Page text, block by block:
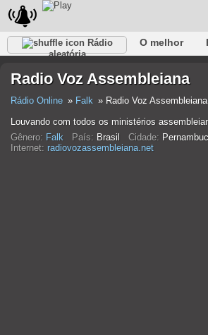
Rádio
aleatória
O melhor
Rap
Falk Jazz Bebê
Radio Voz Assembleiana
Rádio Online Falk
Radio Voz Assembleiana
Louvando com todos os ministérios
Gênero: Falk País: Brasil Cidade:
Internet: radiovozassembleiana.net